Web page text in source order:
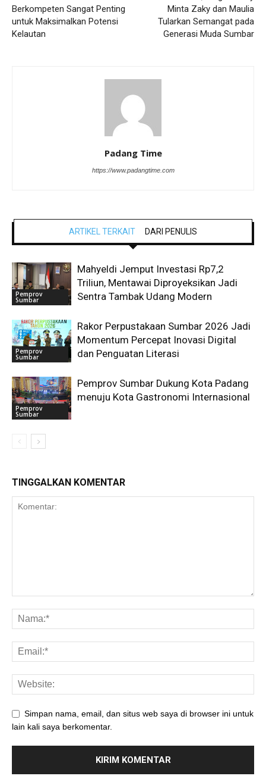
Berkompeten Sangat Penting
untuk Maksimalkan Potensi
Kelautan
Minta Zaky dan Maulia
Tularkan Semangat pada
Generasi Muda Sumbar
Padang Time
https://www.padangtime.com
ARTIKEL TERKAIT DARI PENULIS
Pemprov
Sumbar
Mahyeldi Jemput Investasi Rp7,2
Triliun, Mentawai Diproyeksikan Jadi
Sentra Tambak Udang Modern
Pemprov
Sumbar
Rakor Perpustakaan Sumbar 2026 Jadi
Momentum Percepat Inovasi Digital
dan Penguatan Literasi
Pemprov
Sumbar
Pemprov Sumbar Dukung Kota Padang
menuju Kota Gastronomi Internasional
TINGGALKAN KOMENTAR
Simpan nama, email, dan situs web saya di browser ini untuk
lain kali saya berkomentar.